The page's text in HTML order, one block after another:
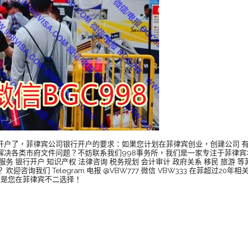
了，菲律宾公司银行开户的要求：如果您计划在菲律宾创业，创建公司
各类市府文件问题？不妨联系我们998事务所，我们是一家专注于菲律
务 银行开户 知识产权 法律咨询 税务规划 会计审计 政府关系 移民 旅游 等
欢迎咨询我们 Telegram 电报 @VBW777 微信 VBW333 在菲超过20年相
您在菲律宾不二选择！